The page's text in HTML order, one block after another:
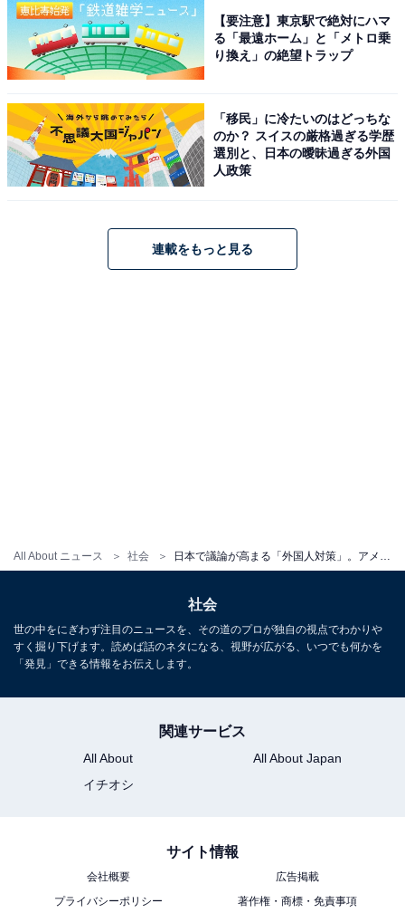
All About ニュース 社会
ここで1つ確認しておかなければならないことがありま
す。それは、アメリカという国が「移民」に依存してい
る面も大きいということです。
たとえば、アメリカの合計特殊出生率は1.7です。一般的
に、合計特殊出生率（1人の女性が一生の間に産む子ど
もの平均人数）が2.06を下回ると人口が減少するといわ
それは毎年多数の移民を受け入れているからです。人口
が増加するということは労働力の増加を意味しています
フガニスタンとかイランという答えが返ってきます。ま
アメリカ生まれではない人たちがアメリカ経済を支え、
社会の中に根付き、その子どもたちがアメリカの学校で
【要注意】東京駅で絶対にハマ
る「最遠ホーム」と「メトロ乗
り換え」の絶望トラップ
「移民」に冷たいのはどっちな
のか？ スイスの厳格過ぎる学歴
選別と、日本の曖昧過ぎる外国
人政策
連載をもっと見る
社会
世の中をにぎわず注目のニュースを、その道のプロが独自の視点でわかりや
すく掘り下げます。読めば話のネタになる、視野が広がる、いつでも何かを
「発見」できる情報をお伝えします。
関連サービス
All About
All About Japan
イチオシ
サイト情報
会社概要
広告掲載
プライバシーポリシー
著作権・商標・免責事項